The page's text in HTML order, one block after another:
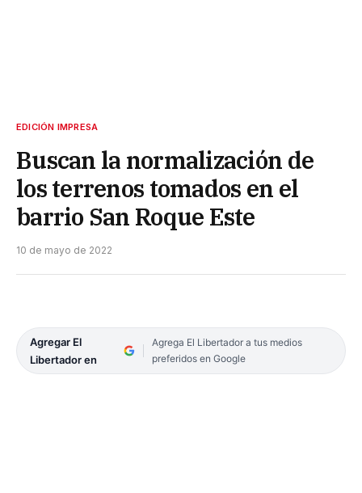
EDICIÓN IMPRESA
Buscan la normalización de
los terrenos tomados en el
barrio San Roque Este
10 de mayo de 2022
Agregar El
Libertador en
Agrega El Libertador a tus medios
preferidos en Google